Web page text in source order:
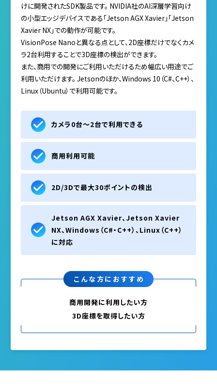
けに開発されたSDK製品です。 NVIDIA社のAI深層学習向け
の小型エッジデバイスである「Jetson AGX Xavier」「Jetson
Xavier NX」での動作が可能です。
VisionPose Nanoと異なる点として、2D座標だけでなくカメ
ラ2台利用することで3D座標の検出ができます。
また、商用での開発にご利用いただけるため幅広い用途でご
利用いただけます。 Jetsonのほか、Windows 10（C#、C++）、
Linux（Ubuntu）で利用可能です。
カメラ0台～2台で利用できる
商用利用可能
2D/3Dで最大30ポイントの検出
Jetson AGX Xavier、Jetson Xavier
NX、Windows（C#・C++）、Linux（C++）
に対応
こんな方におすすめ
商用開発に利用したい方
3D座標を取得したい方